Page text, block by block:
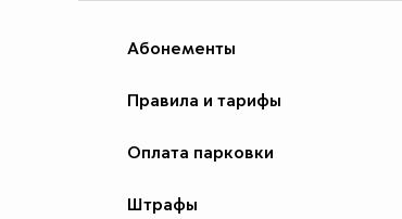
Абонементы
Правила и тарифы
Оплата парковки
Штрафы